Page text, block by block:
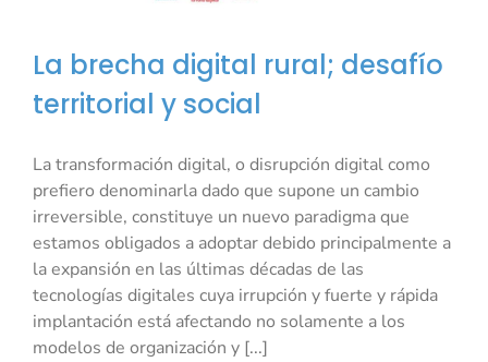
La brecha digital rural; desafío
territorial y social
La transformación digital, o disrupción digital como
prefiero denominarla dado que supone un cambio
irreversible, constituye un nuevo paradigma que
estamos obligados a adoptar debido principalmente a
la expansión en las últimas décadas de las
tecnologías digitales cuya irrupción y fuerte y rápida
implantación está afectando no solamente a los
modelos de organización y [...]